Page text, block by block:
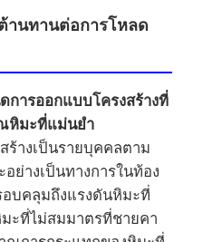
านทานต่อการโหลด
ารออกแบบโครงสร้างที่
หิมะที่แม่นยำ
ร้างเป็นรายบุคคลตาม
ย่างเป็นทางการในท้อง
บคลุมถึงแรงดันหิมะที่
ะที่ไม่สมมาตรที่ชายคา